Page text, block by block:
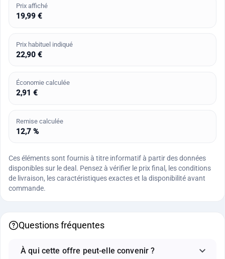
Prix affiché
19,99 €
Prix habituel indiqué
22,90 €
Économie calculée
2,91 €
Remise calculée
12,7 %
Ces éléments sont fournis à titre informatif à partir des données
disponibles sur le deal. Pensez à vérifier le prix final, les conditions
de livraison, les caractéristiques exactes et la disponibilité avant
commande.
Questions fréquentes
À qui cette offre peut-elle convenir ?